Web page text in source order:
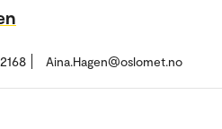
Aina.Hagen@oslomet.no